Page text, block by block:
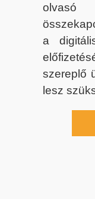
a
szereplő
lesz